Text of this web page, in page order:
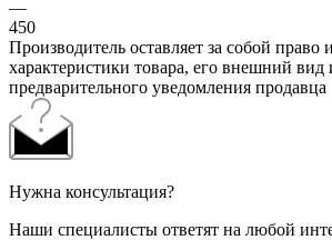
—
450
Производитель оставляет за собой право
характеристики товара, его внешний вид
предварительного уведомления продавца
Нужна консультация?
Наши специалисты ответят на любой